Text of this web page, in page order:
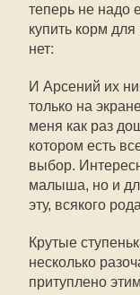
теперь не надо
купить корм
нет:
И Арсений их
только на
меня как раз
котором есть
выбор.
малыша, но и
эту, всякого
Крутые
несколько
притуплено